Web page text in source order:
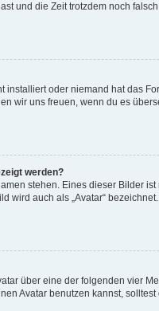
und die Zeit trotzdem noch
oder niemand hat das
wir uns freuen, wenn du es
werden?
stehen. Eines dieser Bilder
wird auch als „Avatar“
über eine der folgenden vier
Avatar benutzen kannst,